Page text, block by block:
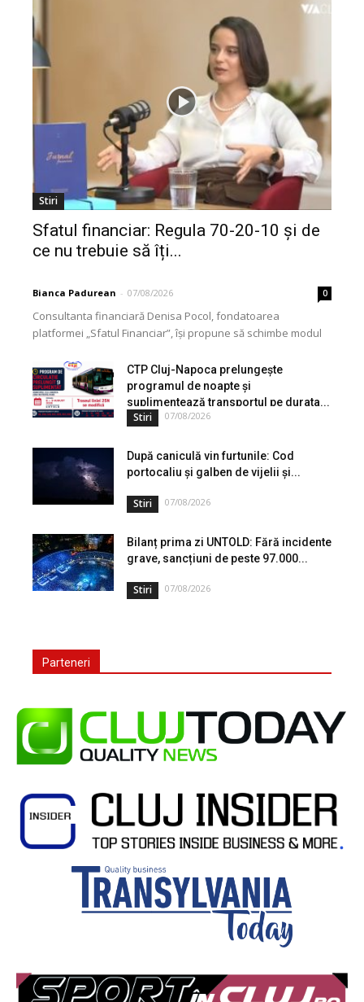
Stiri
Sfatul financiar: Regula 70-20-10 și de
ce nu trebuie să îți...
Bianca Padurean - 07/08/2026 0
Consultanta financiară Denisa Pocol, fondatoarea
platformei „Sfatul Financiar”, își propune să schimbe modul
de peste...
CTP Cluj-Napoca prelungește
programul de noapte și
suplimentează transportul pe durata...
Stiri 07/08/2026
După caniculă vin furtunile: Cod
portocaliu și galben de vijelii și...
Stiri 07/08/2026
Bilanț prima zi UNTOLD: Fără incidente
grave, sancțiuni de peste 97.000...
Stiri 07/08/2026
Parteneri